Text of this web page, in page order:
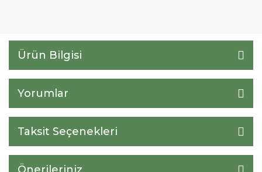
Ürün Bilgisi
Yorumlar
Taksit Seçenekleri
Önerileriniz